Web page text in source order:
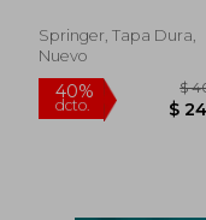
Springer, Tapa Dura,
Nuevo